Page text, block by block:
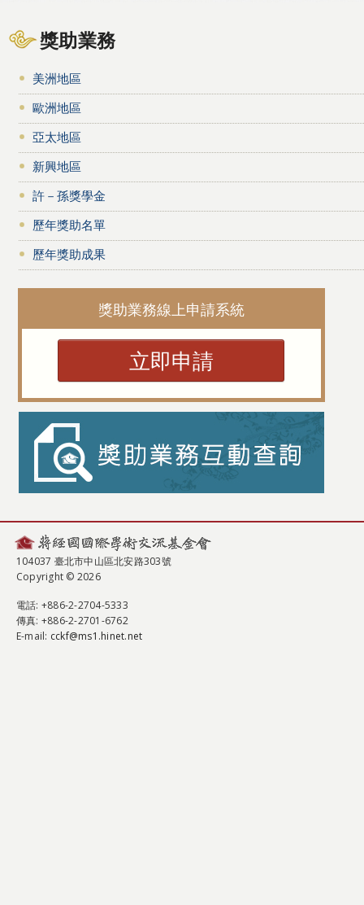
獎助業務
美洲地區
歐洲地區
亞太地區
新興地區
許－孫獎學金
歷年獎助名單
歷年獎助成果
獎助業務線上申請系統
立即申請
104037 臺北市中山區北安路303號
Copyright © 2026
電話: +886-2-2704-5333
傳真: +886-2-2701-6762
E-mail: cckf@ms1.hinet.net